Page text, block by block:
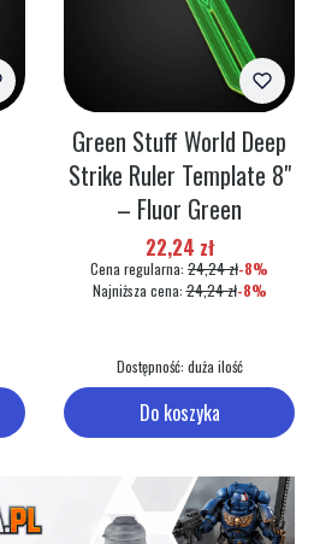
Do koszyka
Green Stuff World Deep
Strike Ruler Template 8"
– Fluor Green
Cena promocyjna
22,24 zł
Cena regularna: 24,24 zł-8%
Najniższa cena: 24,24 zł-8%
Dostępność: duża ilość